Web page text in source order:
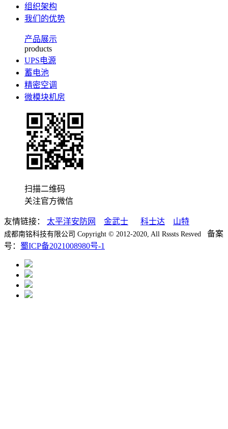
组织架构
我们的优势
产品展示
products
UPS电源
蓄电池
精密空调
微模块机房
扫描二维码
关注官方微信
友情链接： 太平洋安防网 金武士 科士达 山特
成都南铭科技有限公司 Copyright © 2012-2020, All Rsssts Resved 备案
号： 蜀ICP备2021008980号-1